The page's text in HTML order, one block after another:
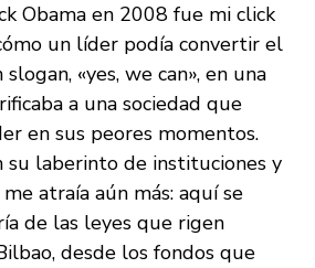
Obama en 2008 fue mi click
un líder podía convertir el
«yes, we can», en una
a una sociedad que
en sus peores momentos.
su laberinto de instituciones y
atraía aún más: aquí se
de las leyes que rigen
desde los fondos que